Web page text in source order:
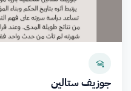
جوزيف ستالين